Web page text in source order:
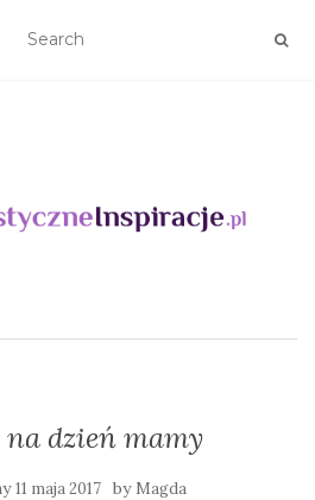
na dzień mamy
11 maja 2017 by Magda